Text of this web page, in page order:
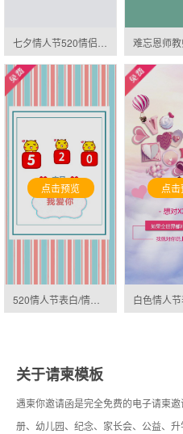
点击预览 点
关于请柬模板
遇柬你邀请函是完全免费的电子请柬
册、幼儿园、纪念、家长会、公益、